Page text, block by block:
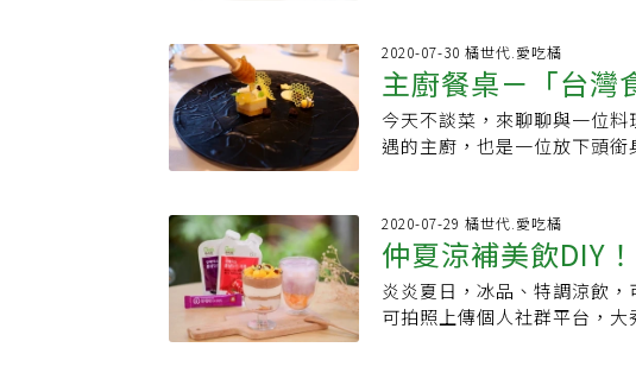
2366公尺，約為八千日尺，
爽宜人，十文溪與佳保溪匯流
這裡也是山鳥們的樂園，有
見的鳥類，園區內的竹林也非
語，帶起活動優雅自信，很難
可見森林療癒師能夠吸納各
年的她，認為生態旅遊和森
識的，而森林療癒則是重視
知道每棵樹的種類名稱，而
連串的新嘗試判斷，我相信植
小點心，抹茶紅豆銅鑼燒與核
味一入口就知道與眾不同。
說：「因為料理這是我這輩
做一輩子的事近年來退休後
可做，50多歲就天天坐在躺
除了一週一次到大學兼課，
別的事做。一位是無所事事
太慌，對王培仁來說都不理
能做一輩子並且喜歡做的事
譜，僅供家庭日常烹調參考。
攻略1.蔬食區：選擇當季蔬菜
玉米筍、甜椒；黑木耳、香
的原型食物是重點。2.肉類
輪流吃，餐餐搭配變化不同吃
大量，放於冷凍保存，想吃再
●營養成分淨碳水化合物 3.6
蛋白質 59 g●材料雞腿肉
10ml、醬油 10ml、橄欖油
2020-07-30 橘世代.愛吃橘
主廚餐桌－「台灣
大利
今天不談菜，來聊聊與一位
遇的主廚，也是一位放下頭
焦躁的時刻，Rick看到我靦腆
又不是不認識」，聽到
勾了起來。靠窗是我最喜歡
陽光灑在桌上照耀著一張設
到背後我愣住了，全套料理
2020-07-29 橘世代.愛吃橘
仲夏涼補美飲DIY
康無負擔
炎炎夏日，冰品、特調涼飲
可拍照上傳個人社群平台，